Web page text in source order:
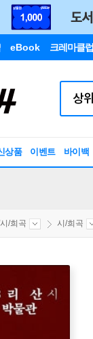
eBook 크레마클럽
상품 이벤트 바이백
/희곡 시/희곡